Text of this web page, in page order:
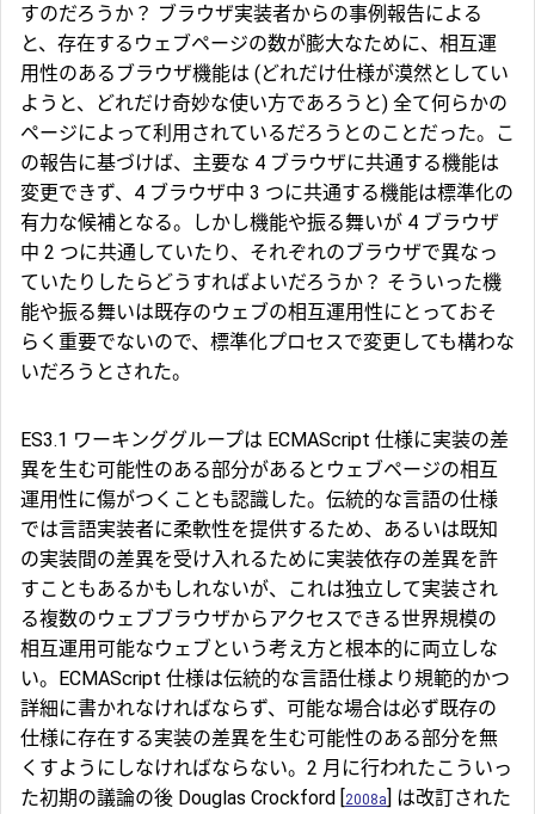
すのだろうか？ ブラウザ実装者からの事例報告による
と、存在するウェブページの数が膨大なために、相互運
用性のあるブラウザ機能は (どれだけ仕様が漠然としてい
ようと、どれだけ奇妙な使い方であろうと) 全て何らかの
ページによって利用されているだろうとのことだった。こ
の報告に基づけば、主要な 4 ブラウザに共通する機能は
変更できず、4 ブラウザ中 3 つに共通する機能は標準化の
有力な候補となる。しかし機能や振る舞いが 4 ブラウザ
中 2 つに共通していたり、それぞれのブラウザで異なっ
ていたりしたらどうすればよいだろうか？ そういった機
能や振る舞いは既存のウェブの相互運用性にとっておそ
らく重要でないので、標準化プロセスで変更しても構わな
いだろうとされた。
ES3.1 ワーキンググループは ECMAScript 仕様に実装の差
異を生む可能性のある部分があるとウェブページの相互
運用性に傷がつくことも認識した。伝統的な言語の仕様
では言語実装者に柔軟性を提供するため、あるいは既知
の実装間の差異を受け入れるために実装依存の差異を許
すこともあるかもしれないが、これは独立して実装され
る複数のウェブブラウザからアクセスできる世界規模の
相互運用可能なウェブという考え方と根本的に両立しな
い。ECMAScript 仕様は伝統的な言語仕様より規範的かつ
詳細に書かれなければならず、可能な場合は必ず既存の
仕様に存在する実装の差異を生む可能性のある部分を無
くすようにしなければならない。2 月に行われたこういっ
た初期の議論の後 Douglas Crockford [2008a] は改訂された